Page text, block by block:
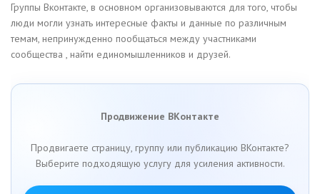
Группы Вконтакте, в основном организовываются для того, чтобы
люди могли узнать интересные факты и данные по различным
темам, непринужденно пообщаться между участниками
сообщества , найти единомышленников и друзей.
Продвижение ВКонтакте
Продвигаете страницу, группу или публикацию ВКонтакте?
Выберите подходящую услугу для усиления активности.